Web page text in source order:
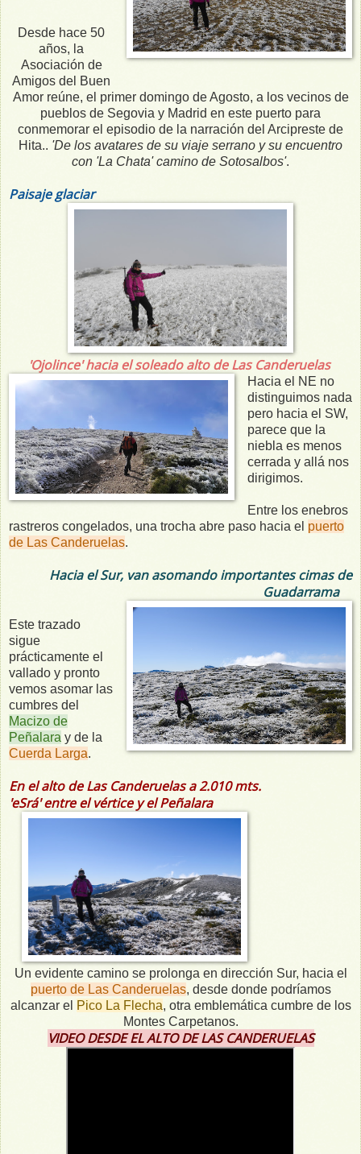
Desde hace 50
años, la
Asociación de
Amigos del Buen
Amor reúne, el primer domingo de Agosto, a los vecinos de
pueblos de Segovia y Madrid en este puerto para
conmemorar el episodio de la narración del Arcipreste de
Hita.. 'De los avatares de su viaje serrano y su encuentro
con 'La Chata' camino de Sotosalbos'.
Paisaje glaciar
'Ojolince' hacia el soleado alto de Las Canderuelas
Hacia el NE no
distinguimos nada
pero hacia el SW,
parece que la
niebla es menos
cerrada y allá nos
dirigimos.
Entre los enebros
rastreros congelados, una trocha abre paso hacia el puerto
de Las Canderuelas.
Hacia el Sur, van asomando importantes cimas de
Guadarrama
Este trazado
sigue
prácticamente el
vallado y pronto
vemos asomar las
cumbres del
Macizo de
Peñalara y de la
Cuerda Larga.
En el alto de Las Canderuelas a 2.010 mts.
'eSrá' entre el vértice y el Peñalara
Un evidente camino se prolonga en dirección Sur, hacia el
puerto de Las Canderuelas, desde donde podríamos
alcanzar el Pico La Flecha, otra emblemática cumbre de los
Montes Carpetanos.
VIDEO DESDE EL ALTO DE LAS CANDERUELAS